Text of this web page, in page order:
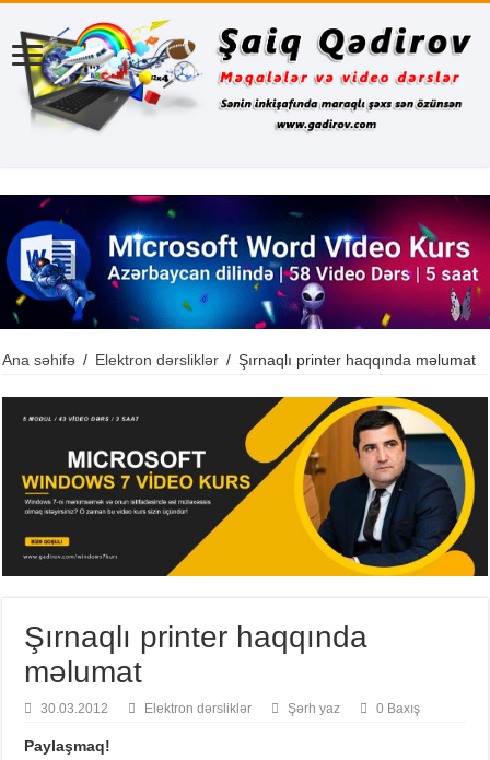
Ana səhifə / Elektron dərsliklər / Şırnaqlı printer haqqında məlumat
Şırnaqlı printer haqqında
məlumat
30.03.2012 Elektron dərsliklər Şərh yaz 0 Baxış
Paylaşmaq!